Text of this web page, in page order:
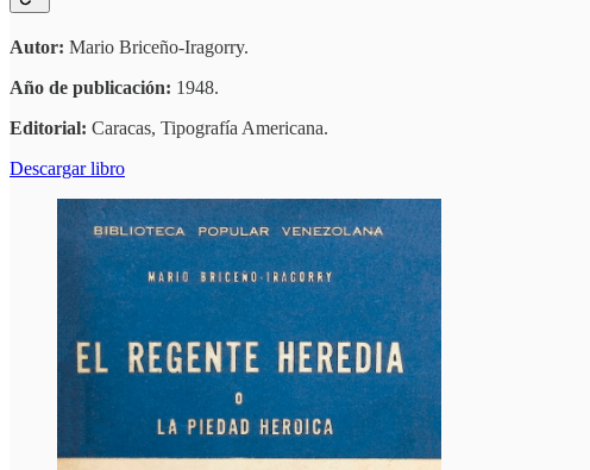
Autor: Mario Briceño-Iragorry.
Año de publicación: 1948.
Editorial: Caracas, Tipografía Americana.
Descargar libro